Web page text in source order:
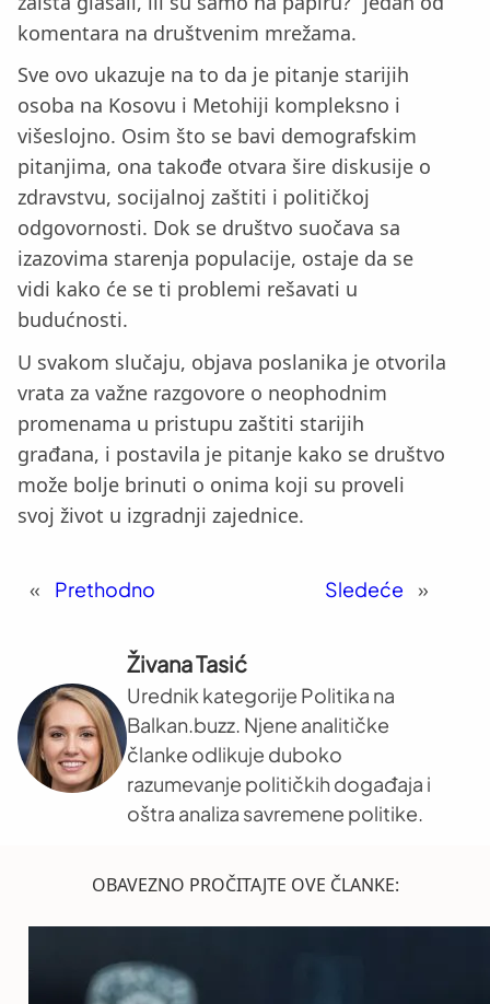
komentara na društvenim mrežama.
Sve ovo ukazuje na to da je pitanje starijih
osoba na Kosovu i Metohiji kompleksno i
višeslojno. Osim što se bavi demografskim
pitanjima, ona takođe otvara šire diskusije o
zdravstvu, socijalnoj zaštiti i političkoj
odgovornosti. Dok se društvo suočava sa
izazovima starenja populacije, ostaje da se
vidi kako će se ti problemi rešavati u
budućnosti.
U svakom slučaju, objava poslanika je otvorila
vrata za važne razgovore o neophodnim
promenama u pristupu zaštiti starijih
građana, i postavila je pitanje kako se društvo
može bolje brinuti o onima koji su proveli
svoj život u izgradnji zajednice.
« Prethodno Sledeće »
Živana Tasić
Urednik kategorije Politika na
Balkan.buzz. Njene analitičke
članke odlikuje duboko
razumevanje političkih događaja i
oštra analiza savremene politike.
OBAVEZNO PROČITAJTE OVE ČLANKE: